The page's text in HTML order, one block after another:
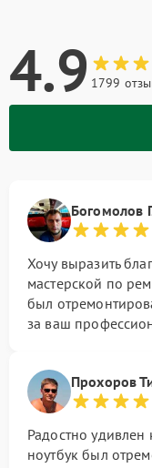
4.9 1799
Богомолов
Хочу выразить
мастерской по
был
за ваш
Прохоров
Радостно
ноутбук был